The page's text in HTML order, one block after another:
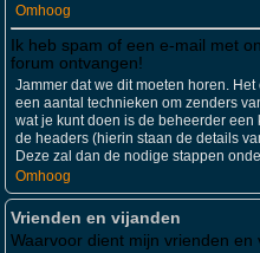
Omhoog
Ik heb spam of een e-mail met
forum ontvangen!
Jammer dat we dit moeten horen.
een aantal technieken om zenders
wat je kunt doen is de beheerder
de headers (hierin staan de details
Deze zal dan de nodige stappen
Omhoog
Vrienden en vijanden
Waarvoor dient mijn vrienden en